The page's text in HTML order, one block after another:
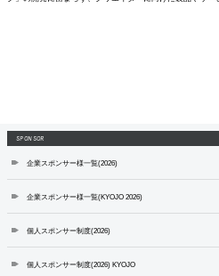
SPONSOR
企業スポンサー様一覧(2026)
企業スポンサー様一覧(KYOJO 2026)
個人スポンサー制度(2026)
個人スポンサー制度(2026) KYOJO